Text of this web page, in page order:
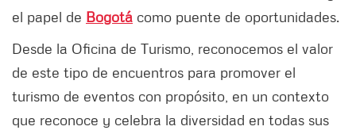
el papel de Bogotá como puente de oportunidades.
Desde la Oficina de Turismo, reconocemos el valor
de este tipo de encuentros para promover el
turismo de eventos con propósito, en un contexto
que reconoce y celebra la diversidad en todas sus